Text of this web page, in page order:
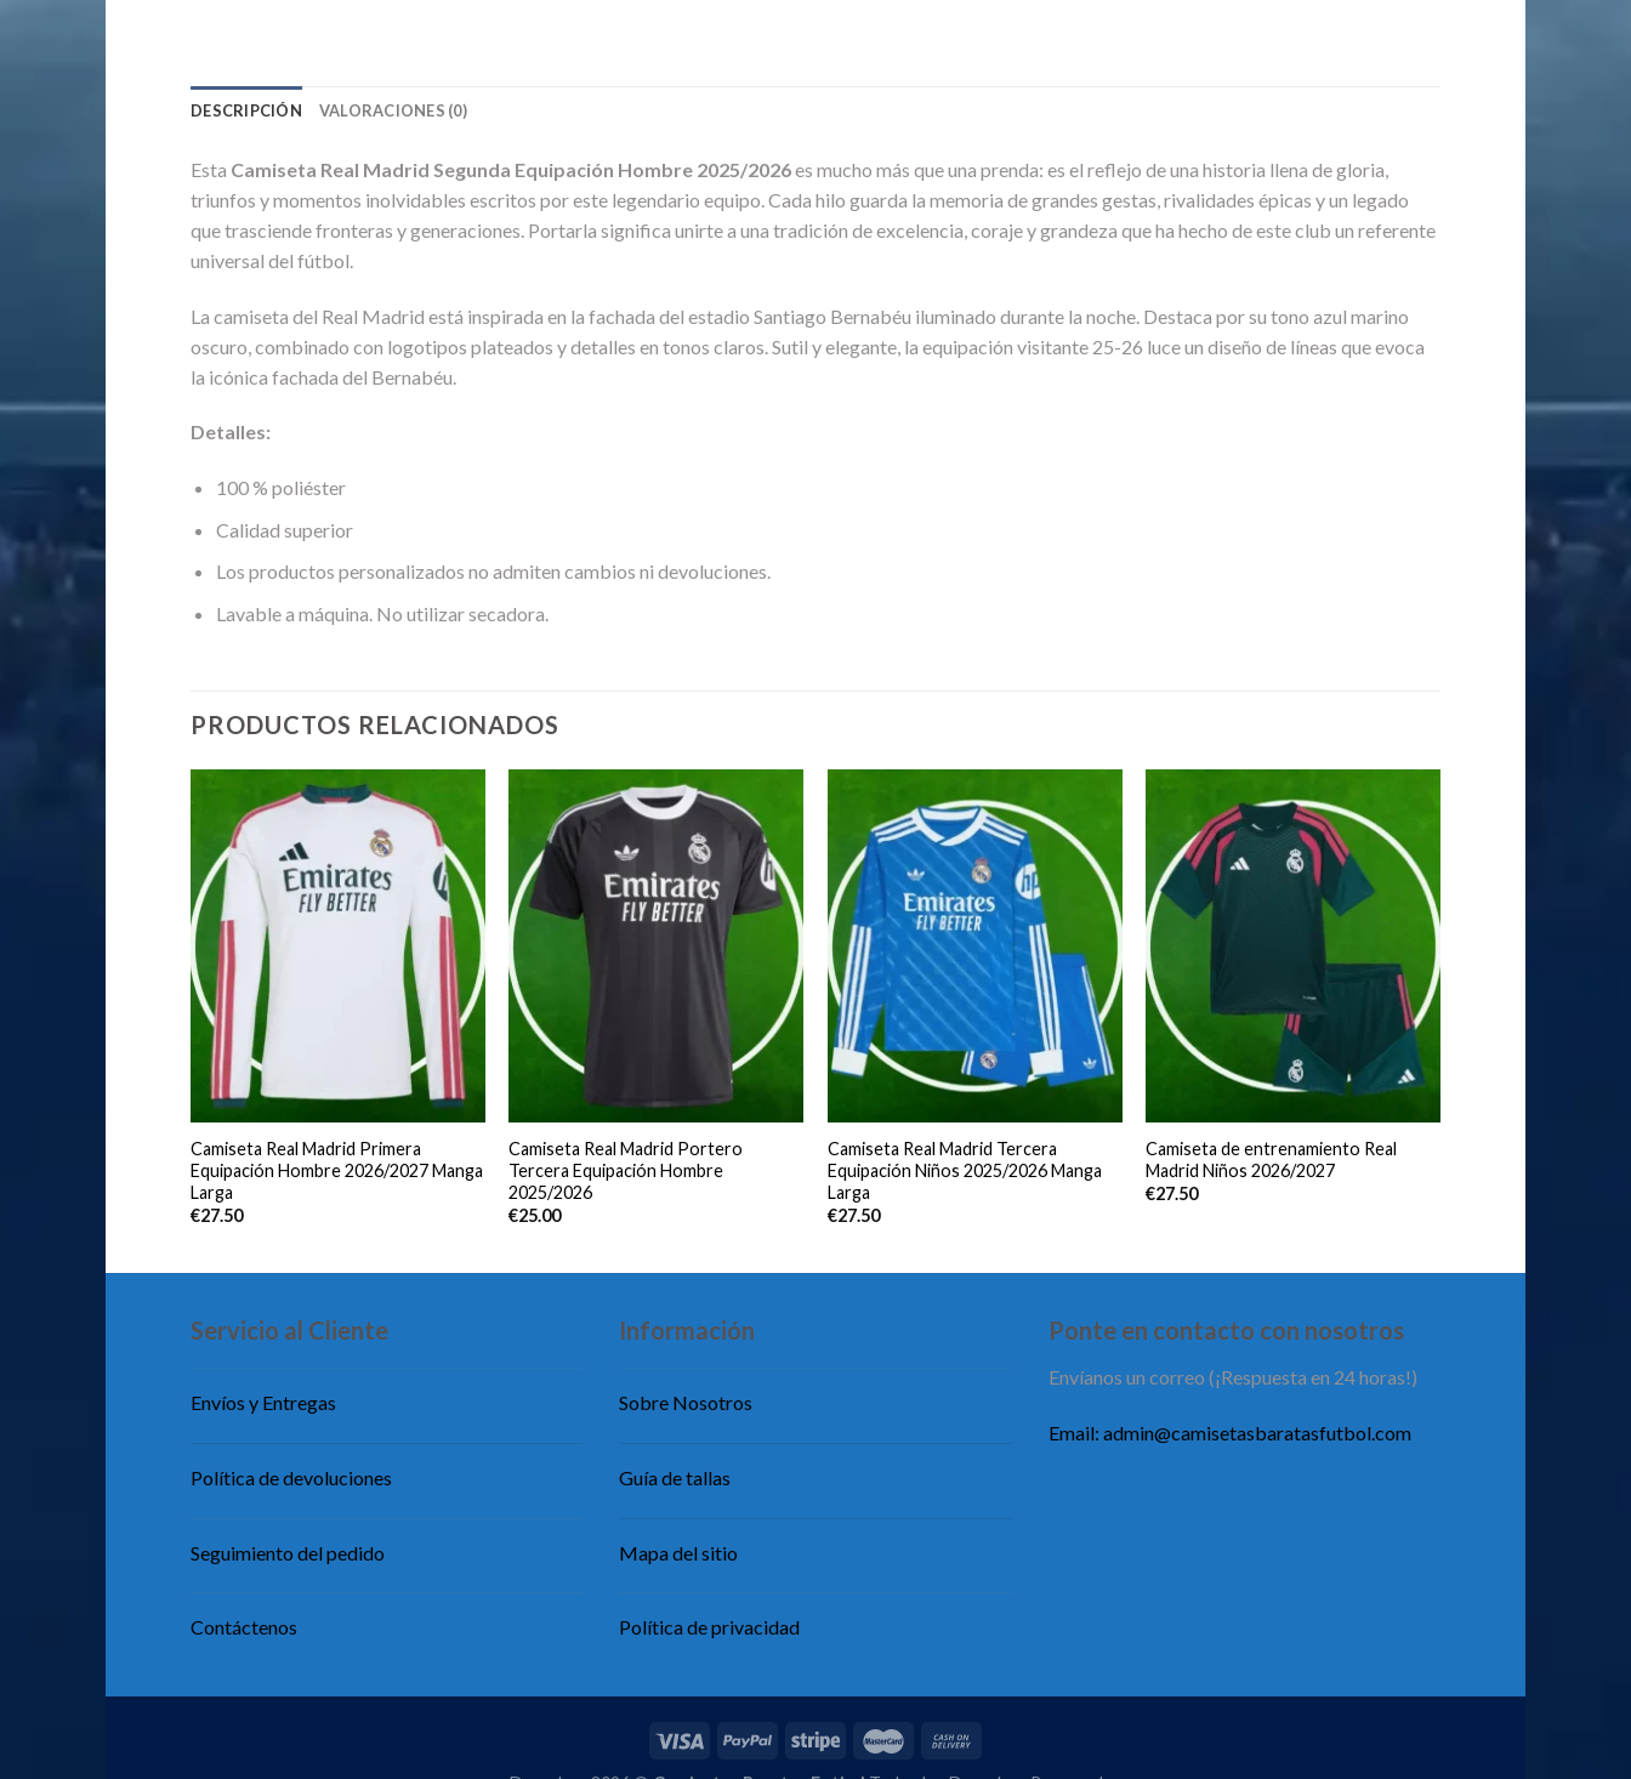
DESCRIPCIÓN VALORACIONES (0)
Esta Camiseta Real Madrid Segunda Equipación Hombre 2025/2026es mucho más que una prenda: es el reflejo de una historia llena de gloria,
triunfos y momentos inolvidables escritos por este legendario equipo. Cada hilo guarda la memoria de grandes gestas, rivalidades épicas y un legado
que trasciende fronteras y generaciones. Portarla significa unirte a una tradición de excelencia, coraje y grandeza que ha hecho de este club un referente
universal del fútbol.
La camiseta del Real Madrid está inspirada en la fachada del estadio Santiago Bernabéu iluminado durante la noche. Destaca por su tono azul marino
oscuro, combinado con logotipos plateados y detalles en tonos claros. Sutil y elegante, la equipación visitante 25-26 luce un diseño de líneas que evoca
la icónica fachada del Bernabéu.
Detalles:
100 % poliéster
Calidad superior
Los productos personalizados no admiten cambios ni devoluciones.
Lavable a máquina. No utilizar secadora.
PRODUCTOS RELACIONADOS
Camiseta Real Madrid Primera
Equipación Hombre 2026/2027 Manga
Larga
€27.50
Camiseta Real Madrid Portero
Tercera Equipación Hombre
2025/2026
€25.00
Camiseta Real Madrid Tercera
Equipación Niños 2025/2026 Manga
Larga
€27.50
Camiseta de entrenamiento Real
Madrid Niños 2026/2027
€27.50
Servicio al Cliente
Envíos y Entregas
Política de devoluciones
Seguimiento del pedido
Contáctenos
Información
Sobre Nosotros
Guía de tallas
Mapa del sitio
Política de privacidad
Ponte en contacto con nosotros
Envíanos un correo (¡Respuesta en 24 horas!)
Email: admin@camisetasbaratasfutbol.com